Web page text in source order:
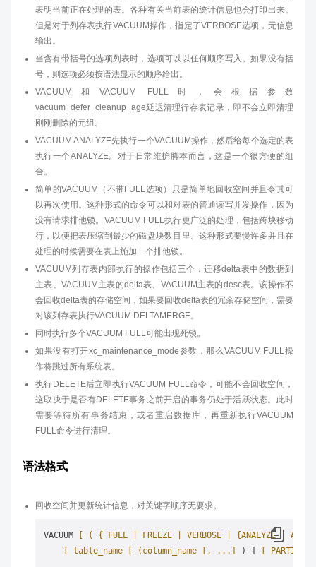
表明当前正在处理的表。各种有关当前表的统计信息也会打印出来。
但是对于列存表执行VACUUM操作，指定了VERBOSE选项，无信息
输出。
当含有带括号的选项列表时，选项可以以任何顺序写入。如果没有括
号，则选项必须按语法显示的顺序给出。
VACUUM和VACUUM FULL时，会根据参数
vacuum_defer_cleanup_age延迟清理行存表记录，即不会立即清理
刚刚删除的元组。
VACUUM ANALYZE先执行一个VACUUM操作，然后给每个选定的表
执行一个ANALYZE。对于日常维护脚本而言，这是一个很方便的组
合。
简单的VACUUM（不带FULL选项）只是简单地回收空间并且令其可
以再次使用。这种形式的命令可以和对表的普通读写并发操作，因为
没有请求排他锁。VACUUM FULL执行更广泛的处理，包括跨块移动
行，以便把表压缩到最少的磁盘块数目里。这种形式要慢许多并且在
处理的时候需要在表上施加一个排他锁。
VACUUM列存表内部执行的操作包括三个：迁移delta表中的数据到
主表、VACUUM主表的delta表、VACUUM主表的desc表。该操作不
会回收delta表的存储空间，如果要回收delta表的冗余存储空间，需要
对该列存表执行VACUUM DELTAMERGE。
同时执行多个VACUUM FULL可能出现死锁。
如果没有打开xc_maintenance_mode参数，那么VACUUM FULL操
作将跳过所有系统表。
执行DELETE后立即执行VACUUM FULL命令，可能不会回收空间，
这取决于是否有DELETE事务之前开启的事务仍处于活跃状态。此时
需要等待所有事务结束，或者重启数据库，再重新执行VACUUM
FULL命令进行清理。
语法格式
回收空间并更新统计信息，对关键字顺序无要求。
VACUUM
[ ( { FULL | FREEZE | VERBOSE | {ANALYZE |
[ table_name [ (column_name [, ...]
) ] [